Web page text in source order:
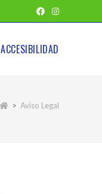
ACCESIBILIDAD
> Aviso Legal